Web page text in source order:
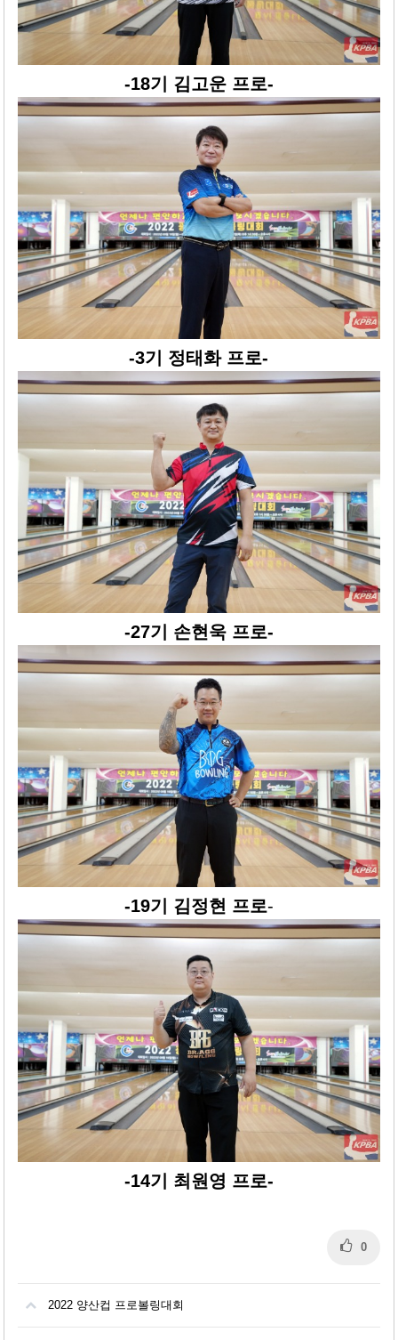
-18기 김고운 프로-
-3기 정태화 프로-
-27기 손현욱 프로-
-19기 김정현 프로-
-14기 최원영 프로-
0
2022 양산컵 프로볼링대회